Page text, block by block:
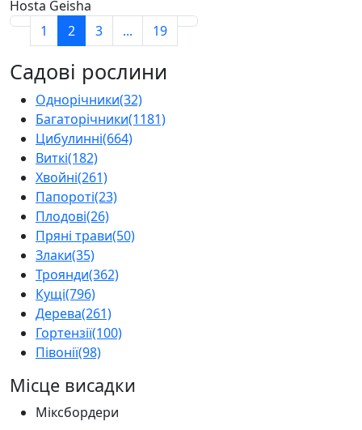
Hosta Geisha
1
2 3 ... 19
Садові рослини
Однорічники(32)
Багаторічники(1181)
Цибулинні(664)
Виткі(182)
Хвойні(261)
Папороті(23)
Плодові(26)
Пряні трави(50)
Злаки(35)
Троянди(362)
Кущі(796)
Дерева(261)
Гортензії(100)
Півонії(98)
Місце висадки
Міксбордери